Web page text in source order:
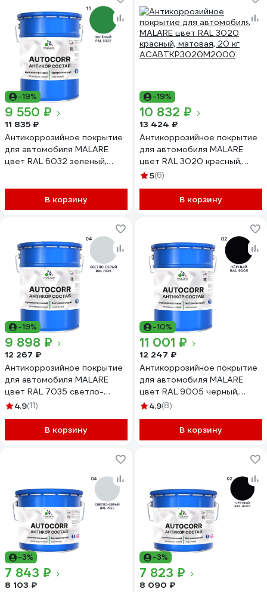
-19%
9 550 ₽
11 835 ₽
Антикоррозийное покрытие
для автомобиля MALARE
цвет RAL 6032 зеленый,
В корзину
-19%
10 832 ₽
13 424 ₽
Антикоррозийное покрытие
для автомобиля MALARE
цвет RAL 3020 красный,
матовая, 20 кг
5(6)
В корзину
-19%
9 898 ₽
12 267 ₽
Антикоррозийное покрытие
для автомобиля MALARE
цвет RAL 7035 светло-
серый, матовая, 20 кг
4.9(11)
В корзину
-10%
11 001 ₽
12 247 ₽
Антикоррозийное покрытие
для автомобиля MALARE
цвет RAL 9005 черный,
матовая, 20 кг
4.9(8)
В корзину
-3%
7 843 ₽
8 103 ₽
-3%
7 823 ₽
8 090 ₽